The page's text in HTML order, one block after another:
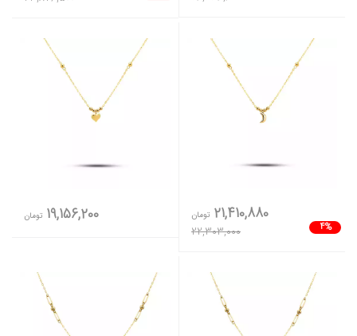
4%
21,410,880 تومان
22,303,000
19,156,200 تومان